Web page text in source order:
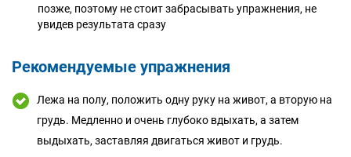
позже, поэтому не стоит забрасывать упражнения, не
увидев результата сразу
Рекомендуемые упражнения
Лежа на полу, положить одну руку на живот, а вторую на
грудь. Медленно и очень глубоко вдыхать, а затем
выдыхать, заставляя двигаться живот и грудь.